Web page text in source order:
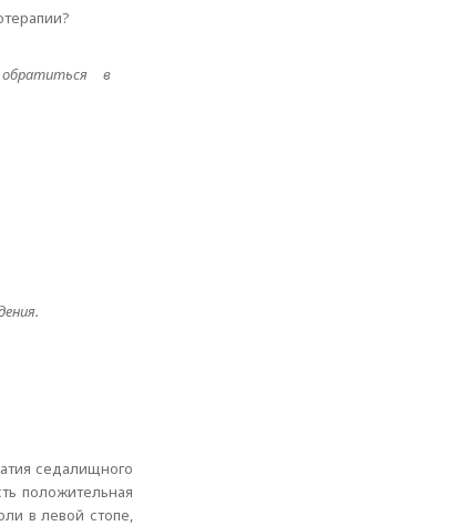
в
седалищного
положительная
в левой стопе,